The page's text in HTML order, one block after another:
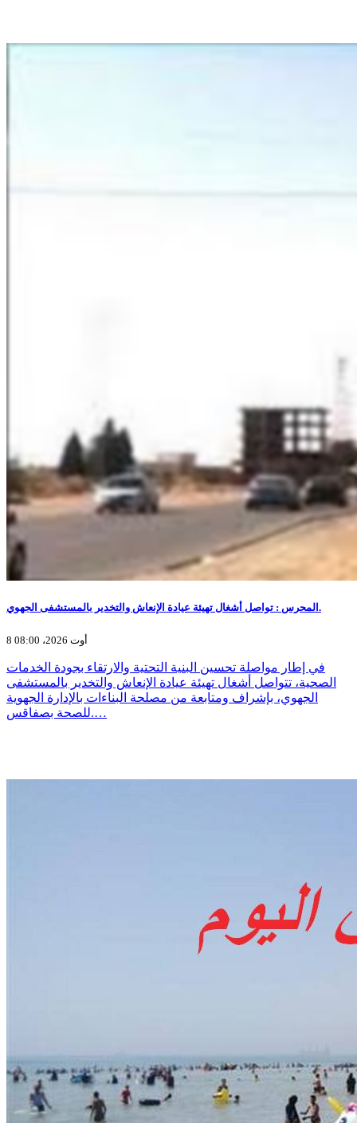
المحرس : تواصل أشغال تهيئة عيادة الإنعاش والتخدير بالمستشفى الجهوي.
8 أوت 2026، 08:00
في إطار مواصلة تحسين البنية التحتية والارتقاء بجودة الخدمات
الصحية، تتواصل أشغال تهيئة عيادة الإنعاش والتخدير بالمستشفى
الجهوي، بإشراف ومتابعة من مصلحة البناءات بالإدارة الجهوية
للصحة بصفاقس.…